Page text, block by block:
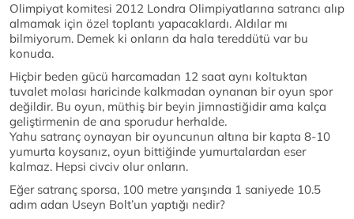
Olimpiyat komitesi 2012 Londra Olimpiyatlarına satrancı alıp
almamak için özel toplantı yapacaklardı. Aldılar mı
bilmiyorum. Demek ki onların da hala tereddütü var bu
konuda.
Hiçbir beden gücü harcamadan 12 saat aynı koltuktan
tuvalet molası haricinde kalkmadan oynanan bir oyun spor
değildir. Bu oyun, müthiş bir beyin jimnastiğidir ama kalça
geliştirmenin de ana sporudur herhalde.
Yahu satranç oynayan bir oyuncunun altına bir kapta 8-10
yumurta koysanız, oyun bittiğinde yumurtalardan eser
kalmaz. Hepsi civciv olur onların.
Eğer satranç sporsa, 100 metre yarışında 1 saniyede 10.5
adım adan Useyn Bolt’un yaptığı nedir?